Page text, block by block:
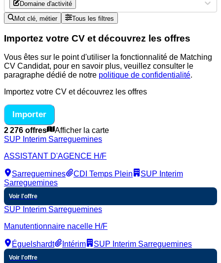
Domaine d'activité
Mot clé, métier Tous les filtres
Importez votre CV et découvrez les offres
Vous êtes sur le point d'utiliser la fonctionnalité de Matching
CV Candidat, pour en savoir plus, veuillez consulter le
paragraphe dédié de notre politique de confidentialité.
Importez votre CV et découvrez les offres
Importer
2 276 offres
Afficher la carte
SUP Interim Sarreguemines
ASSISTANT D'AGENCE H/F
Sarreguemines CDI Temps Plein
SUP Interim
Sarreguemines
Voir l'offre
SUP Interim Sarreguemines
Manutentionnaire nacelle H/F
Éguelshardt Intérim SUP Interim Sarreguemines
Voir l'offre